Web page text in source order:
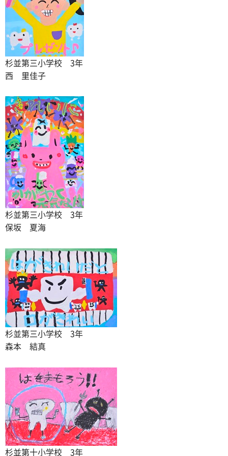
杉並第三小学校 3年
西 里佳子
杉並第三小学校 3年
保坂 夏海
杉並第三小学校 3年
森本 結真
杉並第十小学校 3年